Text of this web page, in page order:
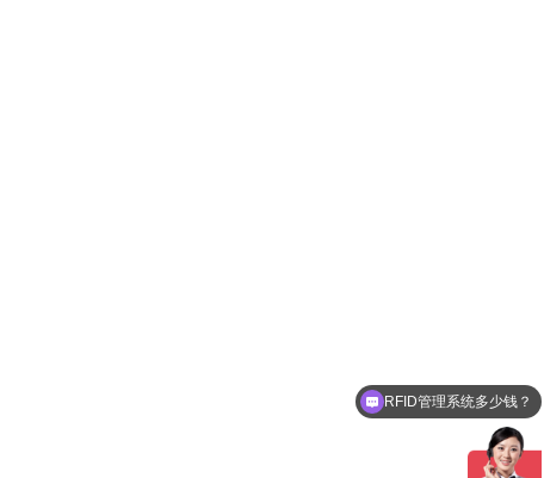
可以介绍下你们的产品么？